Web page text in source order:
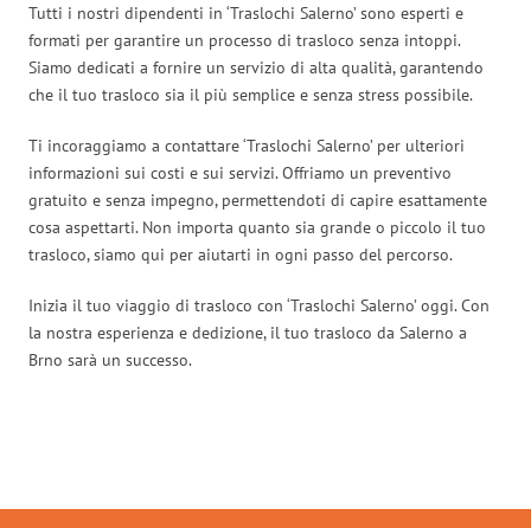
Tutti i nostri dipendenti in ‘Traslochi Salerno’ sono esperti e
formati per garantire un processo di trasloco senza intoppi.
Siamo dedicati a fornire un servizio di alta qualità, garantendo
che il tuo trasloco sia il più semplice e senza stress possibile.
Ti incoraggiamo a contattare ‘Traslochi Salerno’ per ulteriori
informazioni sui costi e sui servizi. Offriamo un preventivo
gratuito e senza impegno, permettendoti di capire esattamente
cosa aspettarti. Non importa quanto sia grande o piccolo il tuo
trasloco, siamo qui per aiutarti in ogni passo del percorso.
Inizia il tuo viaggio di trasloco con ‘Traslochi Salerno’ oggi. Con
la nostra esperienza e dedizione, il tuo trasloco da Salerno a
Brno sarà un successo.